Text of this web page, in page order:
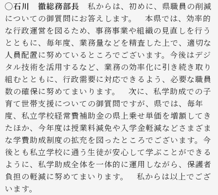
◯石川 徹総務部長 私からは、初めに、県職員の削減
についての御質問にお答えします。
本県では、効率的
な行政運営を図るため、事務事業や組織の見直しを行う
とともに、毎年度、業務量などを精査した上で、適切な
人員配置に努めているところでございます。今後はデジ
タル技術を活用するなど、業務の効率化に引き続き取り
組むとともに、行政需要に対応できるよう、必要な職員
数の確保に努めてまいります。
次に、私学助成での子
育て世帯支援についての御質問ですが、県では、毎年
度、私立学校経常費補助金の県上乗せ単価を増額してき
たほか、今年度は授業料減免や入学金軽減などさまざま
な学費助成制度の拡充を図ったところでございます。今
後とも私立学校に通う生徒が安心して学ぶことができる
ように、私学助成全体を一体的に運用しながら、保護者
負担の軽減に努めてまいります。
私からは以上でござ
います。